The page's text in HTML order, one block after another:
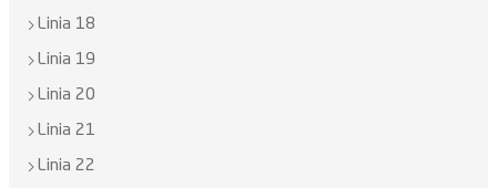
Linia 18
Linia 19
Linia 20
Linia 21
Linia 22